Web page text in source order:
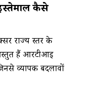
कैसे
राज्य स्तर के
हैं आरटीआई
व्यापक बदलावों